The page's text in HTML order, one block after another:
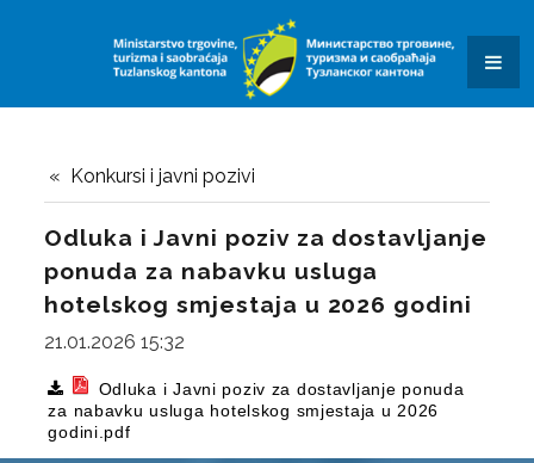
Konkursi i javni pozivi
Odluka i Javni poziv za dostavljanje
ponuda za nabavku usluga
hotelskog smjestaja u 2026 godini
21.01.2026 15:32
Odluka i Javni poziv za dostavljanje ponuda
za nabavku usluga hotelskog smjestaja u 2026
godini.pdf
OBAVJEŠTENJA I REZULTATI
SAOBRAĆAJ
DALJINAR
JAVNE USTANOVE I JAVNA PREDUZEĆA
SUFINANSIRANJE POSTAVLJANJA PUNIONICA ZA